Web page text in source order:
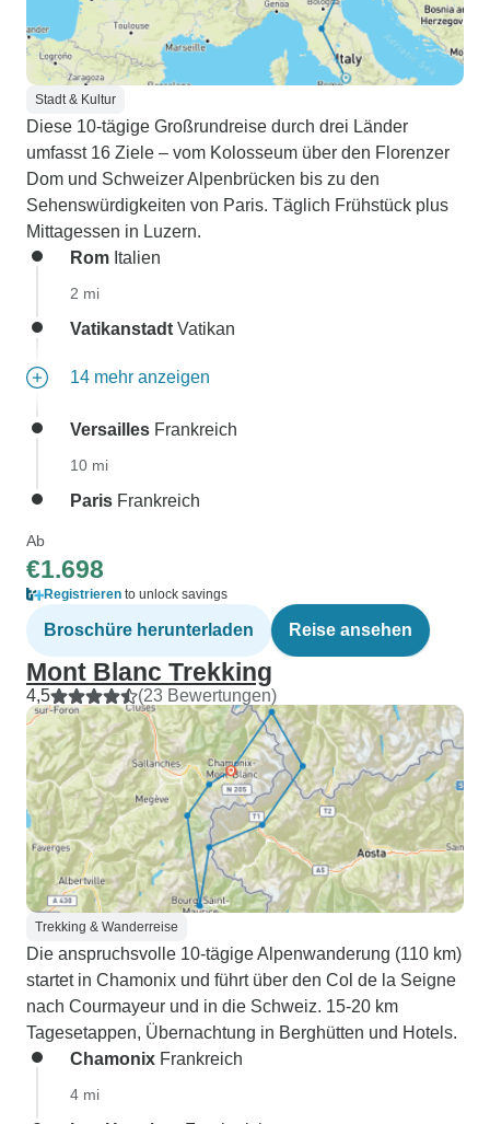
Stadt & Kultur
Diese 10-tägige Großrundreise durch drei Länder
umfasst 16 Ziele – vom Kolosseum über den Florenzer
Dom und Schweizer Alpenbrücken bis zu den
Sehenswürdigkeiten von Paris. Täglich Frühstück plus
Mittagessen in Luzern.
Rom Italien
2 mi
Vatikanstadt Vatikan
14 mehr anzeigen
Versailles Frankreich
10 mi
Paris Frankreich
Ab
€1.698
Registrieren to unlock savings
Broschüre herunterladen Reise ansehen
Mont Blanc Trekking
4,5 (23 Bewertungen)
Trekking & Wanderreise
Die anspruchsvolle 10-tägige Alpenwanderung (110 km)
startet in Chamonix und führt über den Col de la Seigne
nach Courmayeur und in die Schweiz. 15-20 km
Tagesetappen, Übernachtung in Berghütten und Hotels.
Chamonix Frankreich
4 mi